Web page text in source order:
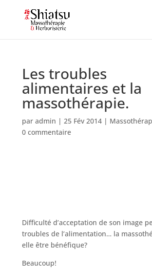
Les troubles
alimentaires et la
massothérapie.
par admin | 25 Fév 2014|
0 commentaire
Difficulté d’acceptation de son image
troubles de l’alimentation… la
elle être bénéfique?
Beaucoup!